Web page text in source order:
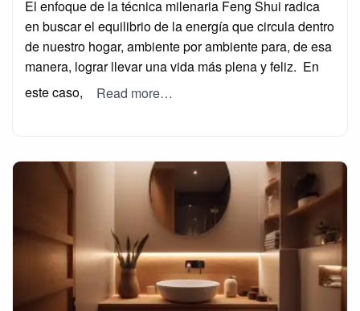
El enfoque de la técnica milenaria Feng Shui radica
en buscar el equilibrio de la energía que circula dentro
de nuestro hogar, ambiente por ambiente para, de esa
manera, lograr llevar una vida más plena y feliz. En
este caso,
Read more…